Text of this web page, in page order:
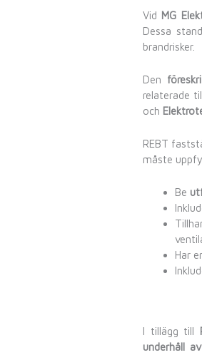
Vid MG
Dessa
brandrisker.
Den
relaterade
och
REBT
måste
Be
Har
I tillägg till
underhåll